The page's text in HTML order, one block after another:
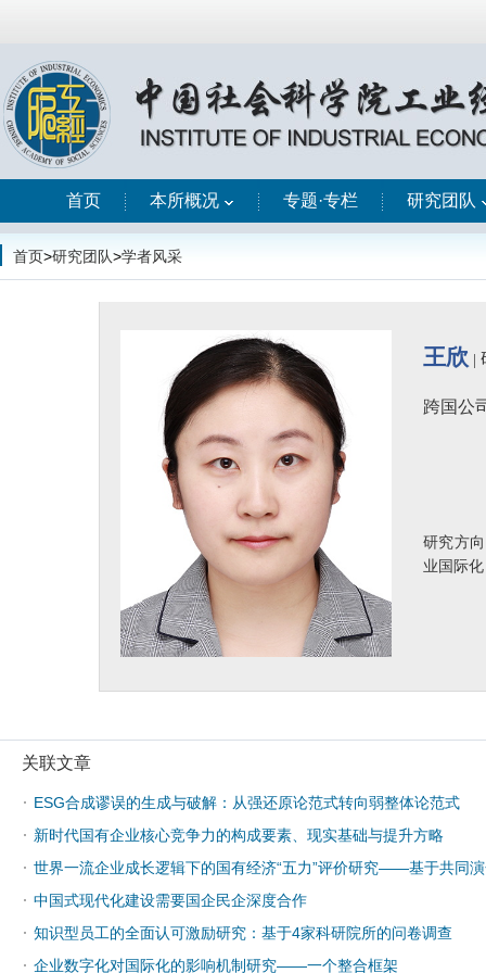
首页 本所概况 专题·专栏 研究团队
首页>研究团队>学者风采
王欣 |
跨国公
研究方
业国际化
关联文章
· ESG合成谬误的生成与破解：从强还原论范式转向弱整体论范式
· 新时代国有企业核心竞争力的构成要素、现实基础与提升方略
· 世界一流企业成长逻辑下的国有经济“五力”评价研究——基于共同
· 中国式现代化建设需要国企民企深度合作
· 知识型员工的全面认可激励研究：基于4家科研院所的问卷调查
· 企业数字化对国际化的影响机制研究——一个整合框架